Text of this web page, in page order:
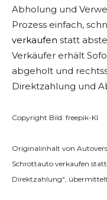
Abholung und
Prozess einfach,
verkaufen statt
Verkäufer erhält
abgeholt und
Direktzahlung und
Copyright Bild: freepik-KI
Originalinhalt von
Schrottauto verkaufen
Direktzahlung“,